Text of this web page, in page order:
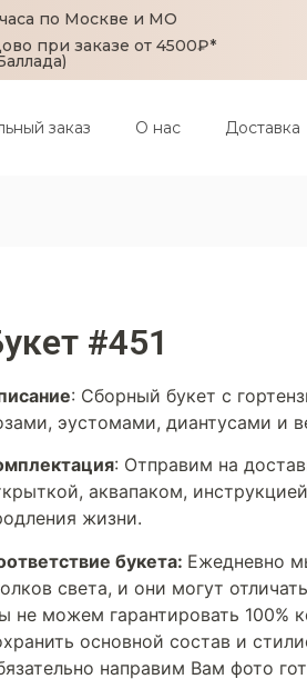
часа по Москве и МО
при заказе от 4500₽*
заказ О нас Доставка
#451
: Сборный букет с
эустомами, диантусами и
: Отправим на
аквапаком,
жизни.
букета: Ежедневно
света, и они могут
не можем гарантировать 100%
основной состав и
направим Вам фото